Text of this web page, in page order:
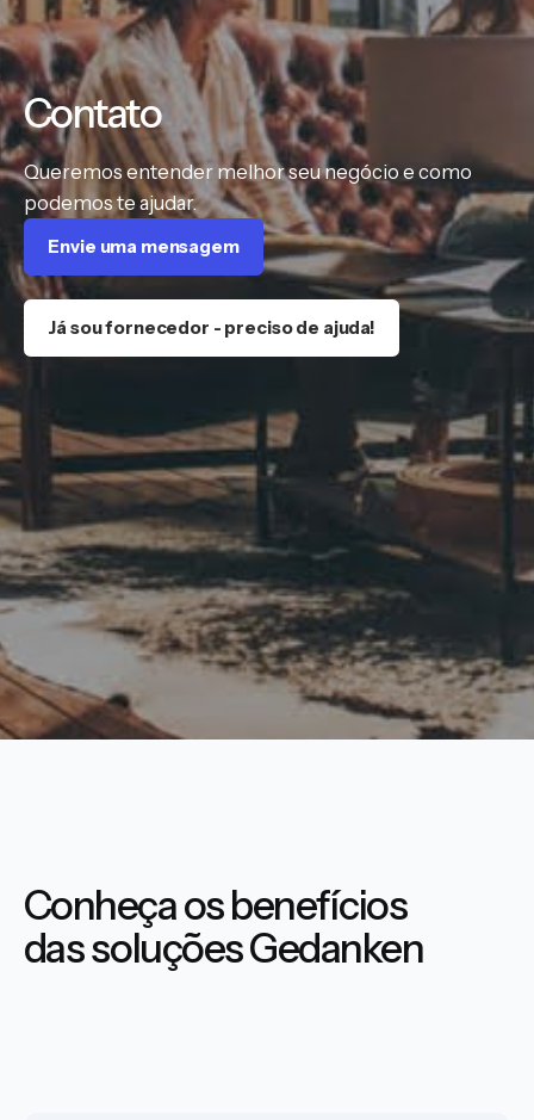
Contato
Queremos entender melhor seu negócio e como
podemos te ajudar.
Envie uma mensagem
Já sou fornecedor - preciso de ajuda!
Conheça os benefícios
das soluções Gedanken